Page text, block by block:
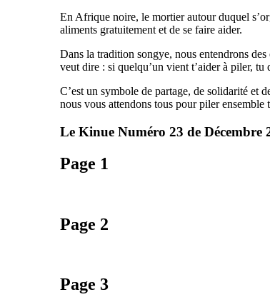
En Afrique noire, le mortier autour duquel
aliments gratuitement et de se faire aider.
Dans la tradition songye, nous entendrons des
veut dire : si quelqu’un vient t’aider à piler, tu
C’est un symbole de partage, de solidarité et
nous vous attendons tous pour piler
Le Kinue Numéro 23 de Décembre
Page 1
Page 2
Page 3